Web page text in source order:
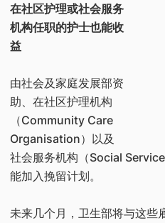
在社区护理或社会服务
机构任职的护士也能收
益
由社会及家庭发展部资
助、在社区护理机构
（Community Care
Organisation）以及
社会服务机构（Social
能加入挽留计划。
未来几个月，卫生部将与这些